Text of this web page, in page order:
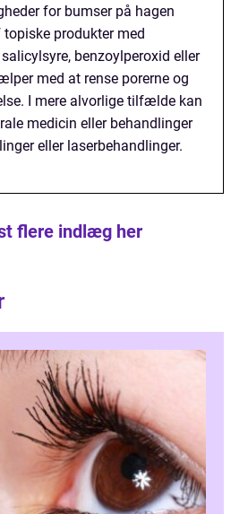
for bumser på hagen
produkter med
benzoylperoxid eller
med at rense porerne og
I mere alvorlige tilfælde kan
medicin eller behandlinger
eller laserbehandlinger.
flere indlæg her